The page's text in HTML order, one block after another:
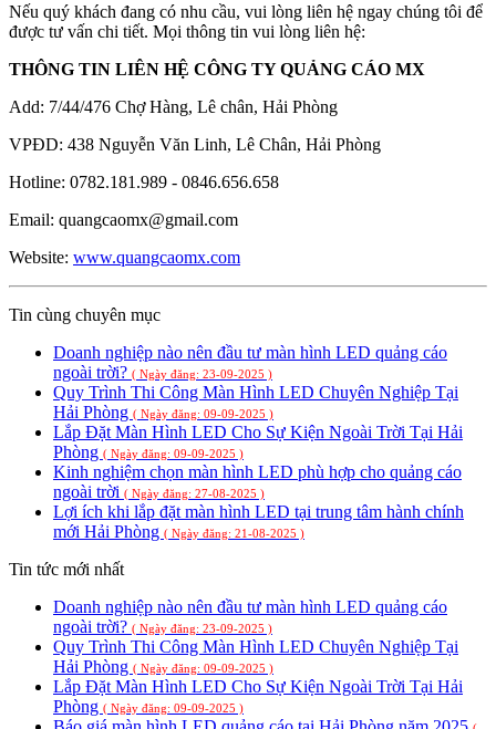
Nếu quý khách đang có nhu cầu, vui lòng liên hệ ngay chúng tôi để
được tư vấn chi tiết. Mọi thông tin vui lòng liên hệ:
THÔNG TIN LIÊN HỆ CÔNG TY QUẢNG CÁO MX
Add: 7/44/476 Chợ Hàng, Lê chân, Hải Phòng
VPĐD: 438 Nguyễn Văn Linh, Lê Chân, Hải Phòng
Hotline: 0782.181.989 - 0846.656.658
Email: quangcaomx@gmail.com
Website: www.quangcaomx.com
Tin cùng chuyên mục
Doanh nghiệp nào nên đầu tư màn hình LED quảng cáo
ngoài trời? ( Ngày đăng: 23-09-2025 )
Quy Trình Thi Công Màn Hình LED Chuyên Nghiệp Tại
Hải Phòng ( Ngày đăng: 09-09-2025 )
Lắp Đặt Màn Hình LED Cho Sự Kiện Ngoài Trời Tại Hải
Phòng ( Ngày đăng: 09-09-2025 )
Kinh nghiệm chọn màn hình LED phù hợp cho quảng cáo
ngoài trời ( Ngày đăng: 27-08-2025 )
Lợi ích khi lắp đặt màn hình LED tại trung tâm hành chính
mới Hải Phòng ( Ngày đăng: 21-08-2025 )
Tin tức mới nhất
Doanh nghiệp nào nên đầu tư màn hình LED quảng cáo
ngoài trời? ( Ngày đăng: 23-09-2025 )
Quy Trình Thi Công Màn Hình LED Chuyên Nghiệp Tại
Hải Phòng ( Ngày đăng: 09-09-2025 )
Lắp Đặt Màn Hình LED Cho Sự Kiện Ngoài Trời Tại Hải
Phòng ( Ngày đăng: 09-09-2025 )